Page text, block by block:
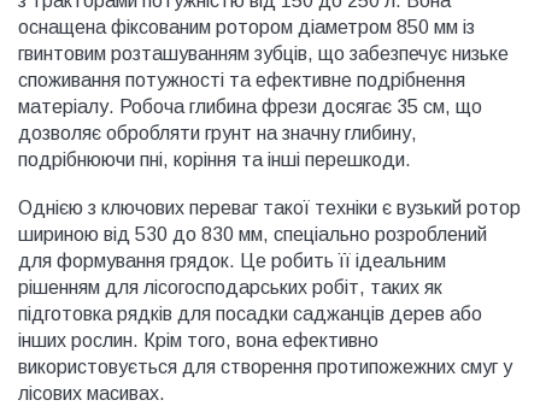
оснащена фіксованим ротором діаметром 850 мм із
гвинтовим розташуванням зубців, що забезпечує низьке
споживання потужності та ефективне подрібнення
матеріалу. Робоча глибина фрези досягає 35 см, що
дозволяє обробляти грунт на значну глибину,
подрібнюючи пні, коріння та інші перешкоди.
Однією з ключових переваг такої техніки є вузький ротор
шириною від 530 до 830 мм, спеціально розроблений
для формування грядок. Це робить її ідеальним
рішенням для лісогосподарських робіт, таких як
підготовка рядків для посадки саджанців дерев або
інших рослин. Крім того, вона ефективно
використовується для створення протипожежних смуг у
лісових масивах.